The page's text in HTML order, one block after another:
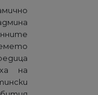
на